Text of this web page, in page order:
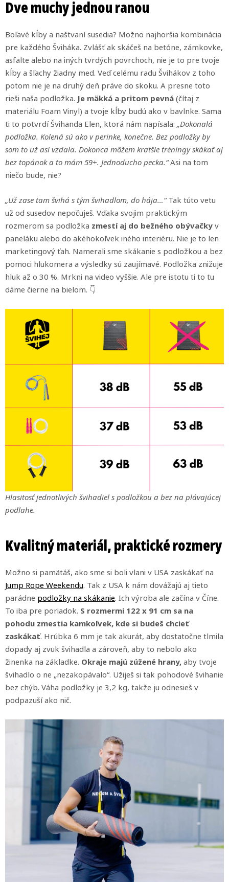
Dve muchy jednou ranou
Boľavé kĺby a naštvaní susedia? Možno najhoršia kombinácia
pre každého Šviháka. Zvlášť ak skáčeš na betóne, zámkovke,
asfalte alebo na iných tvrdých povrchoch, nie je to pre tvoje
kĺby a šľachy žiadny med. Veď celému radu Švihákov z toho
potom nie je na druhý deň práve do skoku. A presne toto
rieši naša podložka. Je mäkká a pritom pevná(čítaj z
materiálu Foam Vinyl) a tvoje kĺby budú ako v bavlnke. Sama
ti to potvrdí Švihanda Elen, ktorá nám napísala:„Dokonalá
podložka. Kolená sú ako v perinke, konečne. Bez podložky by
som to už asi vzdala. Dokonca môžem kratšie tréningy skákať aj
bez topánok a to mám 59+. Jednoducho pecka.“Asi na tom
niečo bude, nie?
„Už zase tam švihá s tým švihadlom, do hája…“Tak túto vetu
už od susedov nepočuješ. Vďaka svojim praktickým
rozmerom sa podložka zmestí aj do bežného obývačkyv
paneláku alebo do akéhokoľvek iného interiéru. Nie je to len
marketingový ťah. Namerali sme skákanie s podložkou a bez
pomoci hlukomera a výsledky sú zaujímavé. Podložka znižuje
hluk až o 30 %. Mrkni na video vyššie. Ale pre istotu ti to tu
dáme čierne na bielom. 👇
Hlasitosť jednotlivých švihadiel s podložkou a bez na plávajúcej
podlahe.
Kvalitný materiál, praktické rozmery
Možno si pamätáš, ako sme si boli vlani v USA zaskákať na
Jump Rope Weekendu. Tak z USA k nám dovážajú aj tieto
parádne podložky na skákanie. Ich výroba ale začína v Číne.
To iba pre poriadok. S rozmermi 122 x 91 cm sa na
pohodu zmestia kamkoľvek, kde si budeš chcieť
zaskákať. Hrúbka 6 mm je tak akurát, aby dostatočne tlmila
dopady aj zvuk švihadla a zároveň, aby to nebolo ako
žinenka na základke. Okraje majú zúžené hrany,aby tvoje
švihadlo o ne „nezakopávalo“. Užiješ si tak pohodové švihanie
bez chýb. Váha podložky je 3,2 kg, takže ju odnesieš v
podpazuší ako nič.